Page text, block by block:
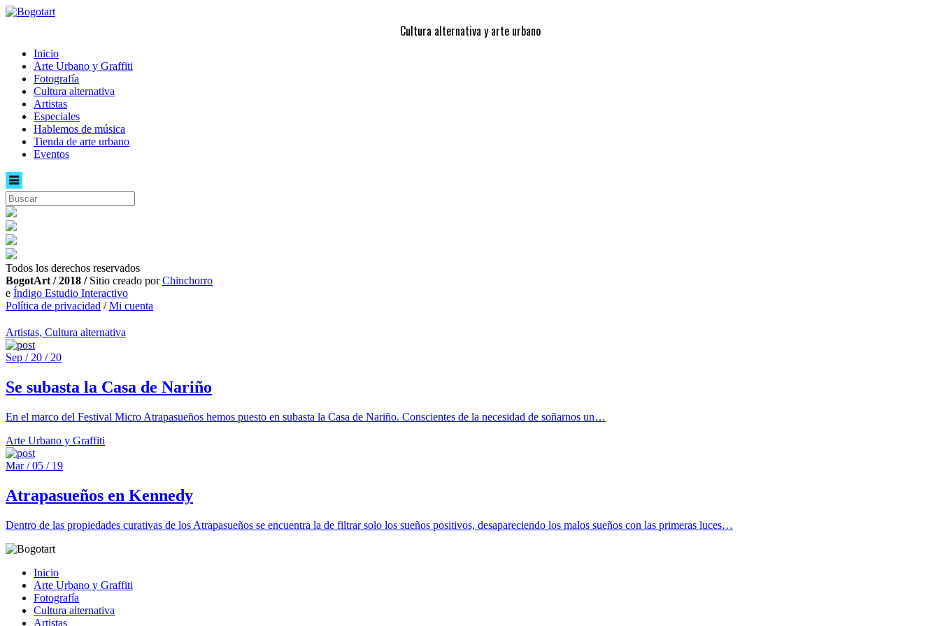
Cultura alternativa y arte urbano
Inicio
Arte Urbano y Graffiti
Fotografía
Cultura alternativa
Artistas
Especiales
Hablemos de música
Tienda de arte urbano
Eventos
Todos los derechos reservados
BogotArt / 2018 /Sitio creado porChinchorro
e Índigo Estudio Interactivo
Política de privacidad /Mi cuenta
Artistas, Cultura alternativa
Sep / 20 / 20
Se subasta la Casa de Nariño
En el marco del Festival Micro Atrapasueños hemos puesto en subasta la Casa de Nariño. Conscientes de la necesidad de soñarnos un…
Arte Urbano y Graffiti
Mar / 05 / 19
Atrapasueños en Kennedy
Dentro de las propiedades curativas de los Atrapasueños se encuentra la de filtrar solo los sueños positivos, desapareciendo los malos sueños con las primeras luces…
Inicio
Arte Urbano y Graffiti
Fotografía
Cultura alternativa
Artistas